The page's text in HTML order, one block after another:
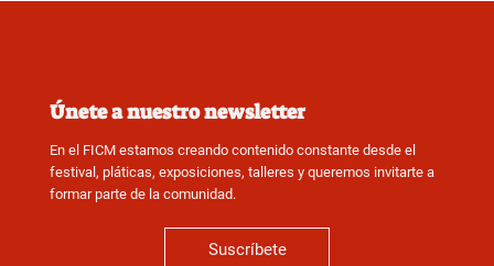
Únete a nuestro newsletter
En el FICM estamos creando contenido constante desde el
festival, pláticas, exposiciones, talleres y queremos invitarte a
formar parte de la comunidad.
Suscríbete